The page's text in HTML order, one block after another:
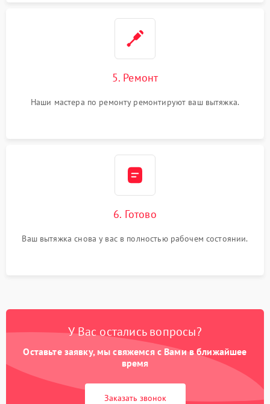
5. Ремонт
Наши мастера по ремонту ремонтируют ваш вытяжка.
6. Готово
Ваш вытяжка снова у вас в полностью рабочем состоянии.
У Вас остались вопросы?
Оставьте заявку, мы свяжемся с Вами в ближайшее
время
Заказать звонок